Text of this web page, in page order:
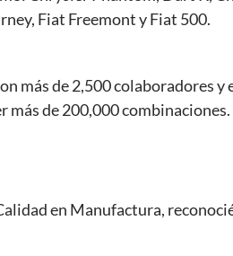
Fiat Freemont y Fiat 500.
más de 2,500 colaboradores y
más de 200,000 combinaciones.
en Manufactura,